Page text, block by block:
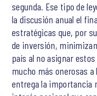
segunda. Ese tipo de
la discusión anual el
estratégicas que, por
de inversión,
país al no asignar
mucho más onerosas
entrega la importancia